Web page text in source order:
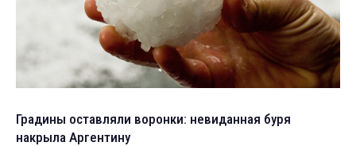
Градины оставляли воронки: невиданная буря
накрыла Аргентину